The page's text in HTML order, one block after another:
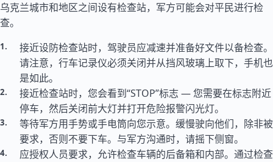
乌克兰城市和地区之间设有检查站，军方可能会对平民进行检
查。
接近设防检查站时，驾驶员应减速并准备好文件以备检查。
请注意，行车记录仪必须关闭并从挡风玻璃上取下，手机也
是如此。
接近检查站时，您会看到“STOP”标志 — 您需要在标志附近
停车，然后关闭前大灯并打开危险报警闪光灯。
等待军方用手势或手电筒向您示意。缓慢驶向他们，除非被
要求，否则不要下车。与军方沟通时，请摇下侧窗。
应授权人员要求，允许检查车辆的后备箱和内部。通过检查